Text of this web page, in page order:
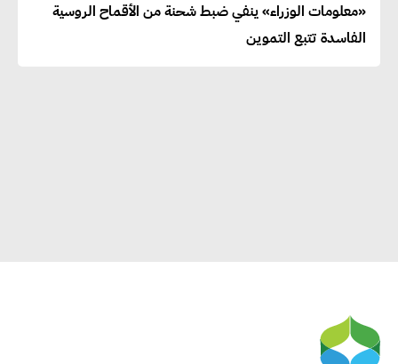
«معلومات الوزراء» ينفي ضبط شحنة من الأقماح الروسية
الفاسدة تتبع التموين